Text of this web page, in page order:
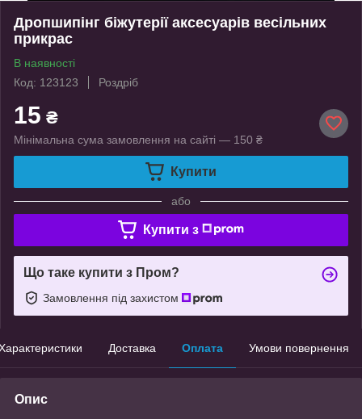
Дропшипінг біжутерії аксесуарів весільних
прикрас
В наявності
Код: 123123
Роздріб
15 ₴
Мінімальна сума замовлення на сайті — 150 ₴
Купити
або
Купити з
Що таке купити з Пром?
Замовлення під захистом
Доставка Оплата Умови повернення
Опис